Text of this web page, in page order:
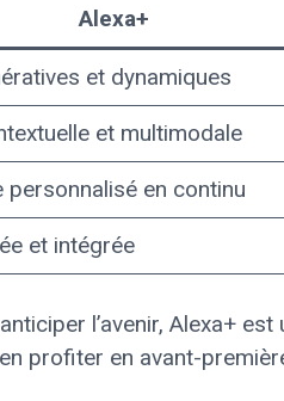
Alexa+
et dynamiques
et multimodale
en continu
et intégrée
l’avenir, Alexa+ est
profiter en avant-